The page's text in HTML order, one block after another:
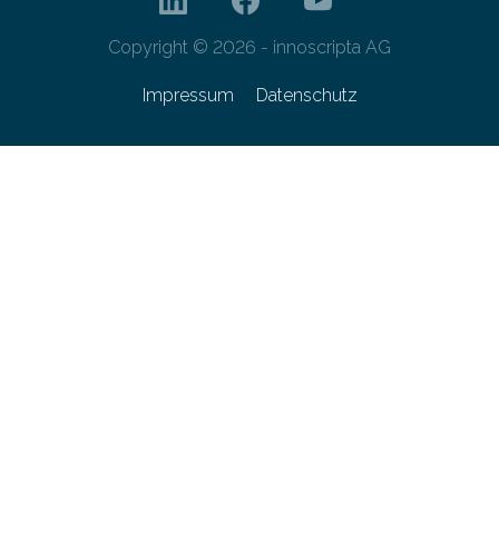
Copyright © 2026 - innoscripta AG
Impressum Datenschutz